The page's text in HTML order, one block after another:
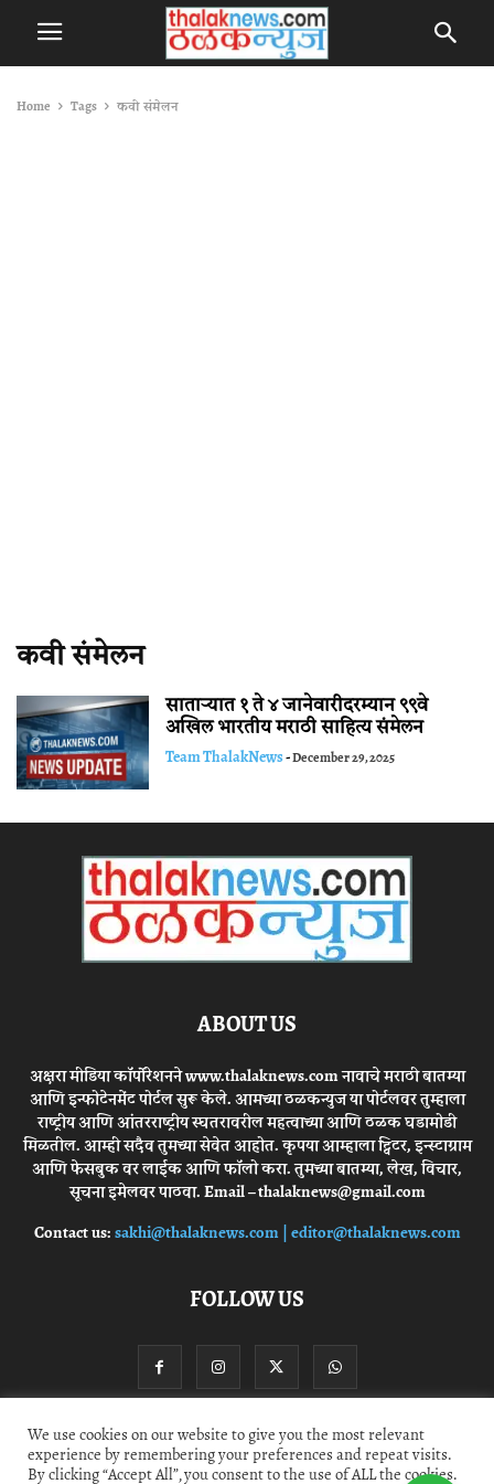
Home Tags कवी संमेलन
कवी संमेलन
साताऱ्यात १ ते ४ जानेवारीदरम्यान ९९वे
अखिल भारतीय मराठी साहित्य संमेलन
Team ThalakNews-December 29, 2025
ABOUT US
अक्षरा मीडिया कॉर्पोरेशनने www.thalaknews.com नावाचे मराठी बातम्या
आणि इन्फोटेनमेंट पोर्टल सुरू केले. आमच्या ठळकन्युज या पोर्टलवर तुम्हाला
राष्ट्रीय आणि आंतरराष्ट्रीय स्घतरावरील महत्वाच्या आणि ठळक घडामोडी
मिळतील. आम्ही सदैव तुमच्या सेवेत आहोत. कृपया आम्हाला ट्विटर, इन्स्टाग्राम
आणि फेसबुक वर लाईक आणि फॉलो करा. तुमच्या बातम्या, लेख, विचार,
सूचना इमेलवर पाठवा. Email – thalaknews@gmail.com
Contact us:sakhi@thalaknews.com | editor@thalaknews.com
FOLLOW US
Privacy Policy Contact Us
We use cookies on our website to give you the most relevant
experience by remembering your preferences and repeat visits.
By clicking “Accept All”, you consent to the use of ALL the cookies.